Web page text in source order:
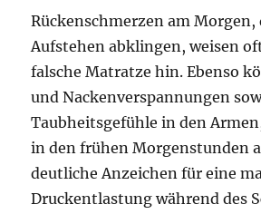
Rückenschmerzen am Morgen,
Aufstehen abklingen, weisen
falsche Matratze hin. Ebenso
und Nackenverspannungen
Taubheitsgefühle in den
in den frühen Morgenstunden
deutliche Anzeichen für eine
Druckentlastung während des